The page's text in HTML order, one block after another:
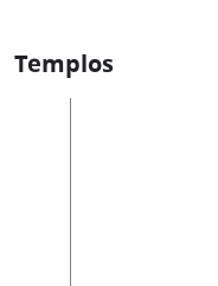
Templos